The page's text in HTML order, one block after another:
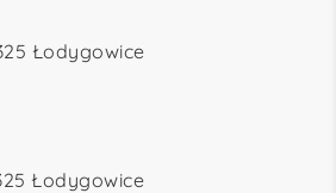
Łodygowice
Łodygowice